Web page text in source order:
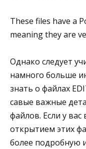
These files have a
meaning they are
Однако следует
намного больше
знать о файлах
савые важные
файлов. Если у
открытием этих
более подробную